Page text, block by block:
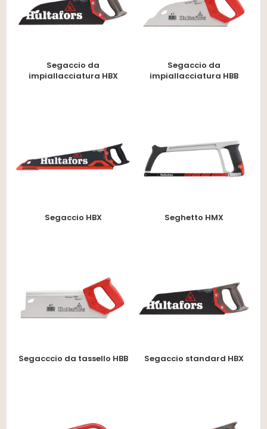
Segaccio da
impiallacciatura HBX
Segaccio da
impiallacciatura HBB
Segaccio HBX Seghetto HMX
Segacccio da tassello HBB Segaccio standard HBX